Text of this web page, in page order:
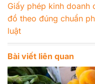
Giấy phép kinh doanh
đồ theo đúng chuẩn
luật
Bài viết liên quan